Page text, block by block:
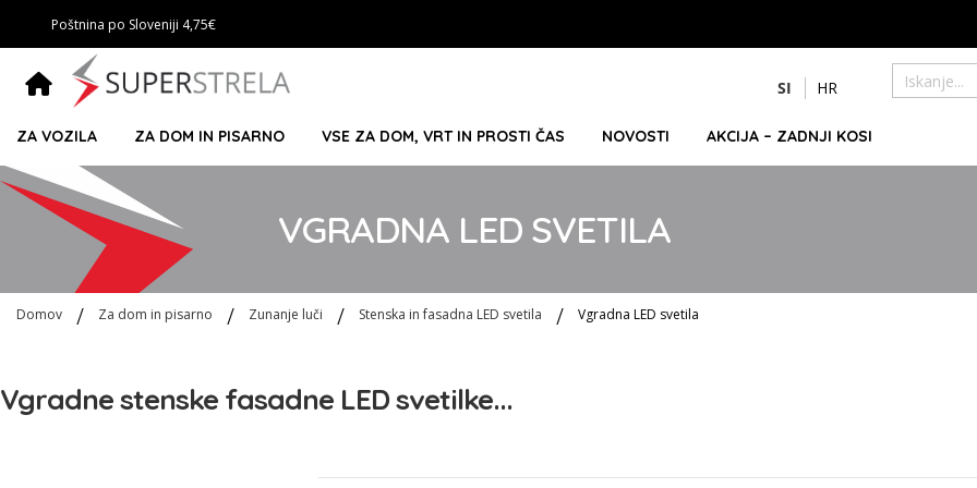
Poštnina po Sloveniji 4,75€
na
SI HR
ZA VOZILA ZA DOM IN PISARNO VSE ZA DOM, VRT IN PROSTI ČAS NOVOSTI AKCIJA – ZADNJI KOSI
VGRADNA LED SVETILA
Domov Za dom in pisarno Zunanje luči Stenska in fasadna LED svetila Vgradna LED svetila
Vgradne stenske fasadne LED svetilke...